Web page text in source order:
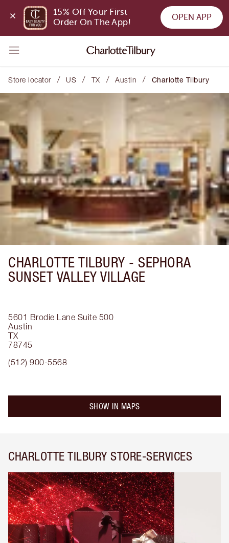
15% Off Your First
Order On The App!
OPEN APP
Store locator / US / TX / Austin / Charlotte Tilbury
CHARLOTTE TILBURY - SEPHORA
SUNSET VALLEY VILLAGE
5601 Brodie Lane Suite 500
Austin
TX
78745
(512) 900-5568
SHOW IN MAPS
CHARLOTTE TILBURY STORE-SERVICES